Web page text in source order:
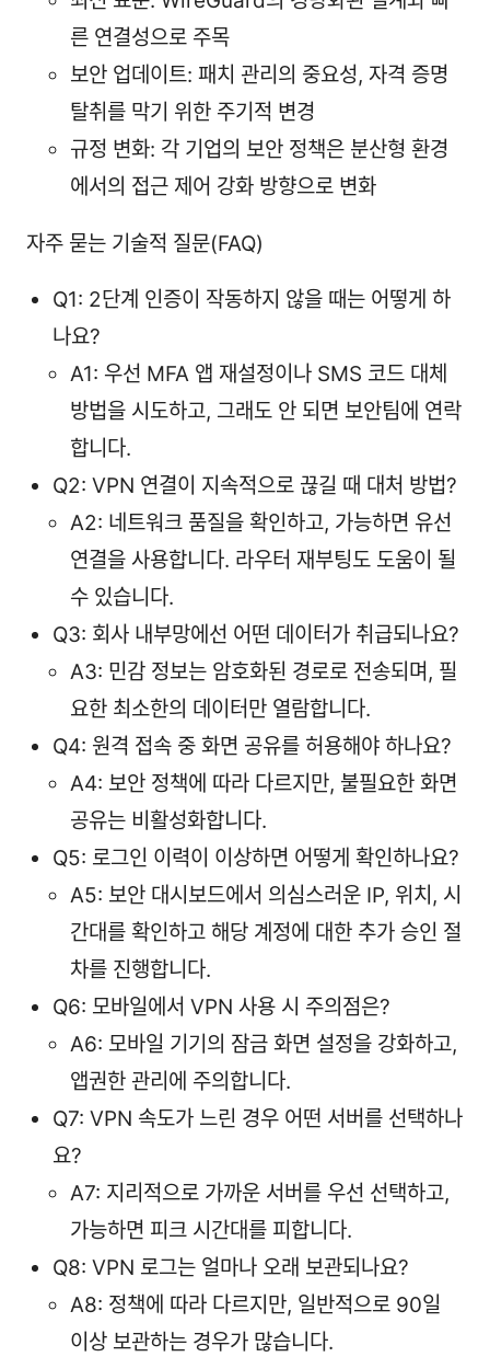
른 연결성으로 주목
보안 업데이트: 패치 관리의 중요성, 자격 증명
탈취를 막기 위한 주기적 변경
규정 변화: 각 기업의 보안 정책은 분산형 환경
에서의 접근 제어 강화 방향으로 변화
자주 묻는 기술적 질문(FAQ)
Q1: 2단계 인증이 작동하지 않을 때는 어떻게 하
나요?
A1: 우선 MFA 앱 재설정이나 SMS 코드 대체
방법을 시도하고, 그래도 안 되면 보안팀에 연락
합니다.
Q2: VPN 연결이 지속적으로 끊길 때 대처 방법?
A2: 네트워크 품질을 확인하고, 가능하면 유선
연결을 사용합니다. 라우터 재부팅도 도움이 될
수 있습니다.
Q3: 회사 내부망에선 어떤 데이터가 취급되나요?
A3: 민감 정보는 암호화된 경로로 전송되며, 필
요한 최소한의 데이터만 열람합니다.
Q4: 원격 접속 중 화면 공유를 허용해야 하나요?
A4: 보안 정책에 따라 다르지만, 불필요한 화면
공유는 비활성화합니다.
Q5: 로그인 이력이 이상하면 어떻게 확인하나요?
A5: 보안 대시보드에서 의심스러운 IP, 위치, 시
간대를 확인하고 해당 계정에 대한 추가 승인 절
차를 진행합니다.
Q6: 모바일에서 VPN 사용 시 주의점은?
A6: 모바일 기기의 잠금 화면 설정을 강화하고,
앱권한 관리에 주의합니다.
Q7: VPN 속도가 느린 경우 어떤 서버를 선택하나
요?
A7: 지리적으로 가까운 서버를 우선 선택하고,
가능하면 피크 시간대를 피합니다.
Q8: VPN 로그는 얼마나 오래 보관되나요?
A8: 정책에 따라 다르지만, 일반적으로 90일
이상 보관하는 경우가 많습니다.